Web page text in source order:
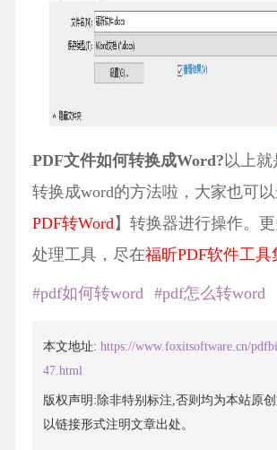
PDF文件如何转换成Word? 以上就
转换成word的方法啦，大家也可
PDF转Word 】转换器进行操作。
处理工具，尽在福昕PDF软件工具
#pdf如何转word #pdf怎么转word
本文地址: https://www.foxitsoftware.cn/
47.html
版权声明:除非特别标注,否则均为本站原
以链接形式注明文章出处。